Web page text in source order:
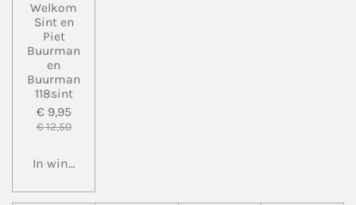
Welkom
Sint en
Piet
Buurman
en
Buurman
118sint
€ 9,95
€ 12,50
In winkelwagen